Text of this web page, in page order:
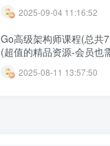
2025-09-04 11:16:52
Go高级架构师课程(总共
(超值的精品资源-会员也
2025-08-11 13:57:50